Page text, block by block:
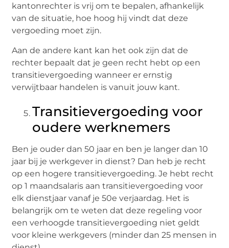
kantonrechter is vrij om te bepalen, afhankelijk
van de situatie, hoe hoog hij vindt dat deze
vergoeding moet zijn.
Aan de andere kant kan het ook zijn dat de
rechter bepaalt dat je geen recht hebt op een
transitievergoeding wanneer er ernstig
verwijtbaar handelen is vanuit jouw kant.
Transitievergoeding voor
oudere werknemers
Ben je ouder dan 50 jaar en ben je langer dan 10
jaar bij je werkgever in dienst? Dan heb je recht
op een hogere transitievergoeding. Je hebt recht
op 1 maandsalaris aan transitievergoeding voor
elk dienstjaar vanaf je 50e verjaardag. Het is
belangrijk om te weten dat deze regeling voor
een verhoogde transitievergoeding niet geldt
voor kleine werkgevers (minder dan 25 mensen in